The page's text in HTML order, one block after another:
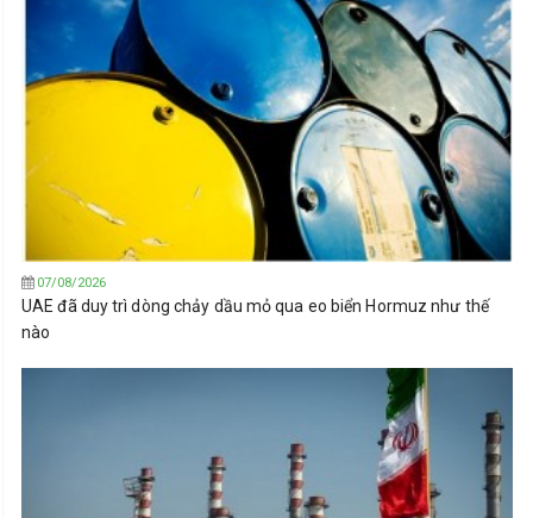
07/08/2026
UAE đã duy trì dòng chảy dầu mỏ qua eo biển Hormuz như thế
nào